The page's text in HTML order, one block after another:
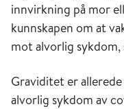
innvirkning på mor
kunnskapen om at
mot alvorlig sykdom,
Graviditet er
alvorlig sykdom av